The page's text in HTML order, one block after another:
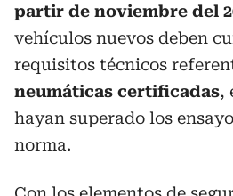
partir de noviembre del
vehículos nuevos deben
requisitos técnicos
neumáticas certificadas,
hayan superado los
norma.